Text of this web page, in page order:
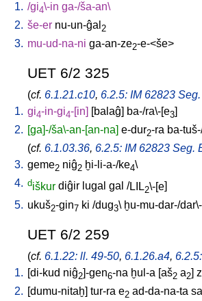
1. /gi4\-in ga-/ša-an\
2. še-er nu-un-ĝal 2
3. mu-ud-na-ni ga-an-ze2-e-<še>
UET 6/2 325
(cf. 6.1.21.c10, 6.2.5: IM 62823
1. gi4-in-gi4-[in] [balaĝ] ba-/ra\-[e3]
2. [ga]-/ša\-an-[an-na] e-dur2-ra ba-
(cf. 6.1.03.36, 6.2.5: IM 62823 Seg.
3. geme2 niĝ2 ḫi-li-a-/ke4\
4. diškur diĝir lugal gal /LIL2\-[e
5. ukuš2-gin7 ki /dug3\ ḫu-mu-dar-/
UET 6/2 259
(cf. 6.1.22: ll. 49-50, 6.1.26.a4,
1. [di-kud niĝ2]-gen6-na ḫul-a [aš2 a2]
2. [dumu-nitaḫ] tur-ra e2 ad-da-na-ta